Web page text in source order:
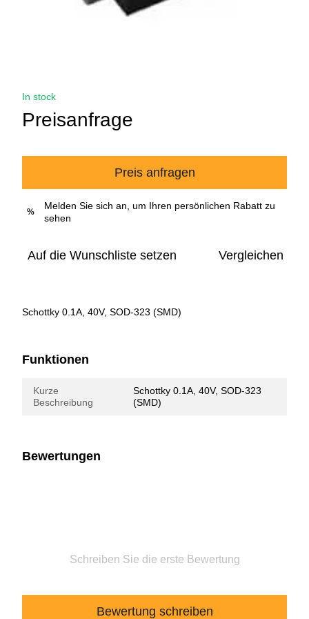
In stock
Preisanfrage
Preis anfragen
%
Melden Sie sich an, um Ihren persönlichen Rabatt zu
sehen
Auf die Wunschliste setzen Vergleichen
Schottky 0.1A, 40V, SOD-323 (SMD)
Funktionen
Kurze
Beschreibung
Schottky 0.1A, 40V, SOD-323
(SMD)
Bewertungen
Schreiben Sie die erste Bewertung
Bewertung schreiben